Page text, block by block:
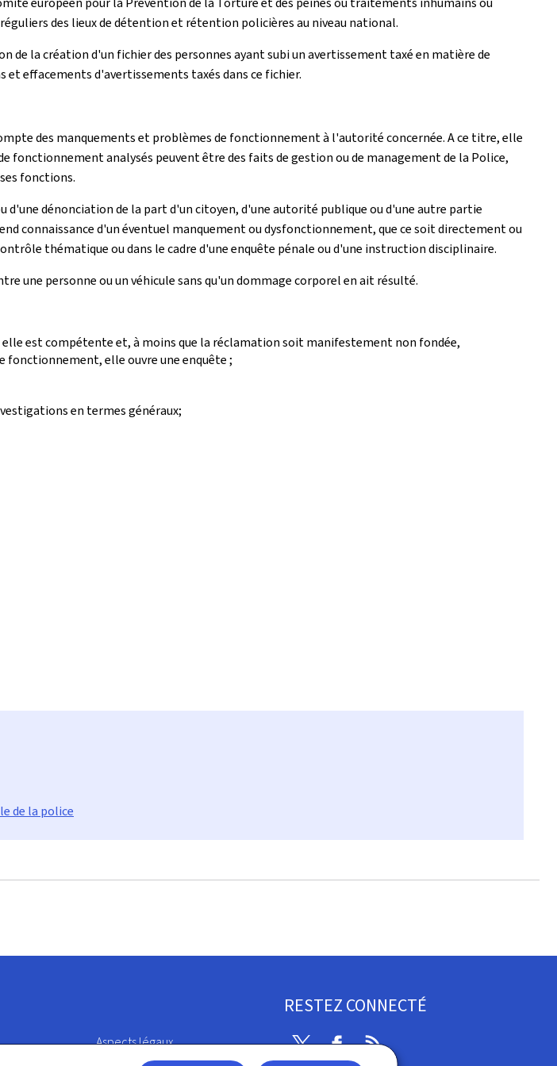
des lieux de détention et rétention policières au niveau national.
la création d'un fichier des personnes ayant subi un avertissement taxé en matière de
effacements d'avertissements taxés dans ce fichier.
des manquements et problèmes de fonctionnement à l'autorité concernée. A ce titre, elle
analysés peuvent être des faits de gestion ou de management de la Police,
fonctions.
dénonciation de la part d'un citoyen, d'une autorité publique ou d'une autre partie
connaissance d'un éventuel manquement ou dysfonctionnement, que ce soit directement ou
thématique ou dans le cadre d'une enquête pénale ou d'une instruction disciplinaire.
une personne ou un véhicule sans qu'un dommage corporel en ait résulté.
est compétente et, à moins que la réclamation soit manifestement non fondée,
fonctionnement, elle ouvre une enquête ;
en termes généraux;
de la police
Aspects légaux
RESTEZ CONNECTÉ
TwitterFacebook
RSS